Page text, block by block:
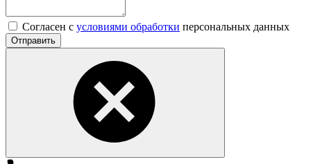
Согласен с условиями обработки персональных данных
Отправить